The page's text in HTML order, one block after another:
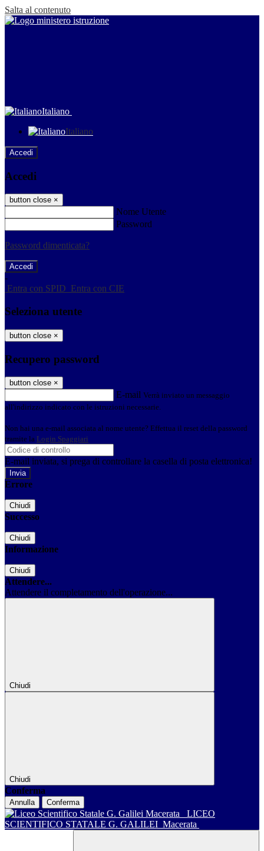
Salta al contenuto
Italiano
Italiano
Accedi
Accedi
button close ×
Nome Utente
Password
Password dimenticata?
-
Entra con SPID Entra con CIE
Seleziona utente
button close ×
Recupero password
button close ×
E-mail Verrà inviato un messaggio
all'indirizzo indicato con le istruzioni necessarie.
Non hai una e-mail associata al nome utente? Effettua il reset della password
tramite la Login Spaggiari
E-mail inviata, si prega di controllare la casella di posta elettronica!
Errore
Chiudi
Successo
Chiudi
Informazione
Chiudi
Attendere...
Attendere il completamento dell'operazione...
Chiudi
Chiudi
Conferma
Annulla Conferma
LICEO
SCIENTIFICO STATALE G. GALILEI Macerata